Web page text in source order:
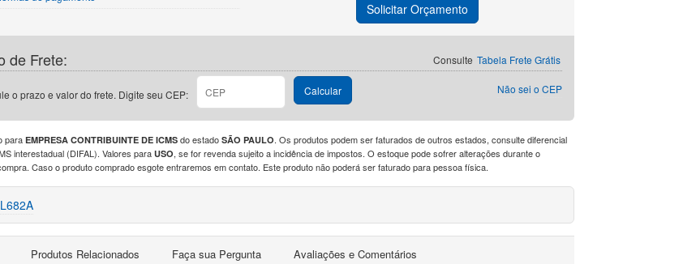
Solicitar Orçamento
Consulte Tabela Frete Grátis
de Frete:
o prazo e valor do frete. Digite seu CEP:
CEP
Calcular Não sei o CEP
paraEMPRESA CONTRIBUINTE DE ICMS do estadoSÃO PAULO. Os produtos podem ser faturados de outros estados, consulte diferencial
interestadual (DIFAL). Valores paraUSO, se for revenda sujeito a incidência de impostos. O estoque pode sofrer alterações durante o
Caso o produto comprado esgote entraremos em contato. Este produto não poderá ser faturado para pessoa física.
Produtos Relacionados Faça sua Pergunta Avaliações e Comentários